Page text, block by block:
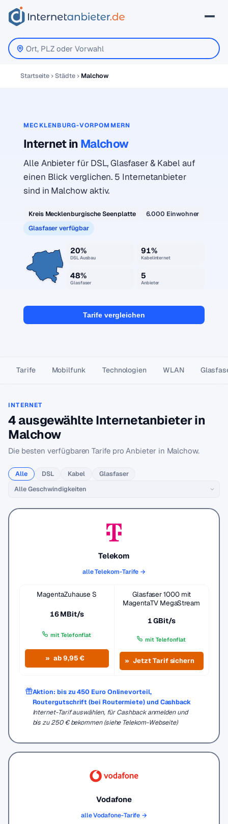
Startseite Städte Malchow
MECKLENBURG-VORPOMMERN
Internet in Malchow
Alle Anbieter für DSL, Glasfaser & Kabel auf
einen Blick verglichen. 5 Internetanbieter
sind in Malchow aktiv.
Kreis Mecklenburgische Seenplatte
6.000 Einwohner
Glasfaser verfügbar
20%
DSL Ausbau
91%
Kabelinternet
48%
Glasfaser
5
Anbieter
Tarife vergleichen
Tarife Mobilfunk Technologien WLAN
INTERNET
4 ausgewählte Internetanbieter in
Malchow
Die besten verfügbaren Tarife pro Anbieter in Malchow.
Alle DSL Kabel Glasfaser
Telekom
alle Telekom-Tarife →
MagentaZuhause S
16 MBit/s
mit Telefonflat
ab 9,95 €
Glasfaser 1000 mit
MagentaTV MegaStream
1 GBit/s
mit Telefonflat
Jetzt Tarif sichern
Aktion: bis zu 450 Euro Onlinevorteil,
Routergutschrift (bei Routermiete) und Cashback
Internet-Tarif auswählen, für Cashback anmelden und
bis zu 250 € bekommen (siehe Telekom-Webseite)
Vodafone
alle Vodafone-Tarife →